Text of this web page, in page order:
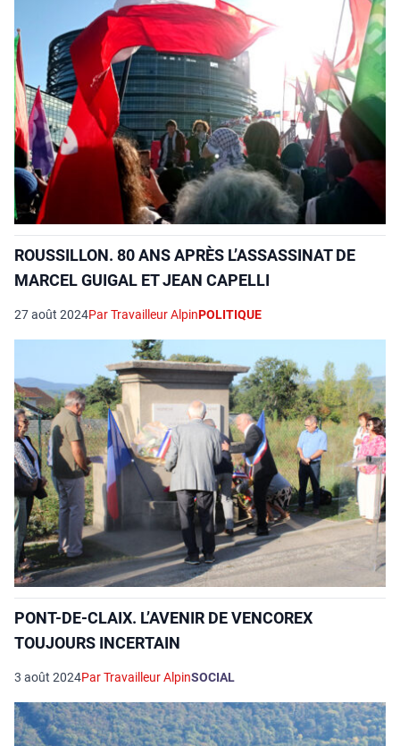
ROUSSILLON. 80 ANS APRÈS L’ASSASSINAT DE
MARCEL GUIGAL ET JEAN CAPELLI
27 août 2024Par Travailleur AlpinPOLITIQUE
PONT-DE-CLAIX. L’AVENIR DE VENCOREX
TOUJOURS INCERTAIN
3 août 2024Par Travailleur AlpinSOCIAL